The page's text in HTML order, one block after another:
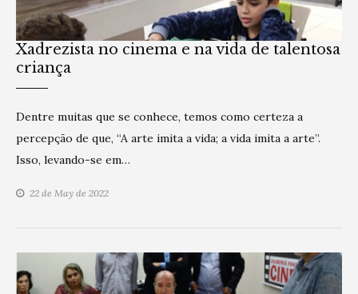
Xadrezista no cinema e na vida de talentosa
criança
Dentre muitas que se conhece, temos como certeza a
percepção de que, “A arte imita a vida; a vida imita a arte”.
Isso, levando-se em…
22 de May de 2022